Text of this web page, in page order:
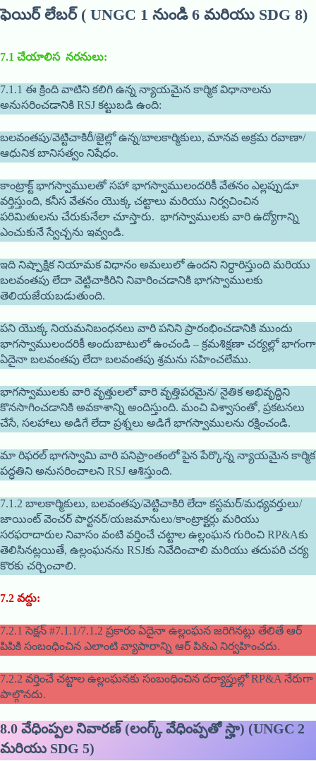
ఫెయిర్ లేబర్ ( UNGC 1 నుండి 6 మరియు SDG 8)
7.1 చేయాలిస నరనులు:
7.1.1 ఈ క్రింది వాటిని కలిగి ఉన్న న్యాయమైన కార్మిక విధానాలను
అనుసరించడానికి RSJ కట్టుబడి ఉంది:
బలవంతపు/వెట్టిచాకిరీ/జైల్లో ఉన్న/బాలకార్మికులు, మానవ అక్రమ రవాణా/
ఆధునిక బానిసత్వం నిషేధం.
కాంట్రాక్ట్ భాగస్వాములతో సహా భాగస్వాములందరికీ వేతనం ఎల్లప్పుడూ
వర్తిస్తుంది, కనీస వేతనం యొక్క చట్టాలు మరియు నిర్వచించిన
పరిమితులను చేరుకునేలా చూస్తారు. భాగస్వాములకు వారి ఉద్యోగాన్ని
ఎంచుకునే స్వేచ్ఛను ఇవ్వండి.
ఇది నిష్పాక్షిక నియామక విధానం అమలులో ఉందని నిర్ధారిస్తుంది మరియు
బలవంతపు లేదా వెట్టిచాకిరిని నివారించడానికి భాగస్వాములకు
తెలియజేయబడుతుంది.
పని యొక్క నియమనిబంధనలు వారి పనిని ప్రారంభించడానికి ముందు
భాగస్వాములందరికీ అందుబాటులో ఉంచండి – క్రమశిక్షణా చర్యల్లో భాగంగా
ఏదైనా బలవంతపు లేదా బలవంతపు శ్రమను సహించలేము.
భాగస్వాములకు వారి వృత్తులలో వారి వృత్తిపరమైన/ నైతిక అభివృద్ధిని
కొనసాగించడానికి అవకాశాన్ని అందిస్తుంది. మంచి విశ్వాసంతో, ప్రకటనలు
చేసే, సలహాలు అడిగే లేదా ప్రశ్నలు అడిగే భాగస్వాములను రక్షించండి.
మా రిఫరల్ భాగస్వామి వారి పనిప్రాంతంలో పైన పేర్కొన్న న్యాయమైన కార్మిక
పద్ధతిని అనుసరించాలని RSJ ఆశిస్తుంది.
7.1.2 బాలకార్మికులు, బలవంతపు/వెట్టిచాకిరి లేదా కస్టమర్/మధ్యవర్తులు/
జాయింట్ వెంచర్ పార్టనర్/యజమానులు/కాంట్రాక్టర్లు మరియు
సరఫరాదారుల నివాసం వంటి వర్తించే చట్టాల ఉల్లంఘన గురించి RP&Aకు
తెలిసినట్లయితే, ఉల్లంఘనను RSJకు నివేదించాలి మరియు తదుపరి చర్య
కొరకు చర్చించాలి.
7.2 వద్దు:
7.2.1 సెక్షన్ #7.1.1/7.1.2 ప్రకారం ఏదైనా ఉల్లంఘన జరిగినట్లు తేలితే ఆర్
పిపికి సంబంధించిన ఎలాంటి వ్యాపారాన్ని ఆర్ పి&ఎ నిర్వహించదు.
7.2.2 వర్తించే చట్టాల ఉల్లంఘనకు సంబంధించిన దర్యాప్తుల్లో RP&A నేరుగా
పాల్గొనదు.
8.0 వేధింప్పల నివారణ్ (లంగ్క్ వేధింప్పతో స్హా) (UNGC 2
మరియు SDG 5)